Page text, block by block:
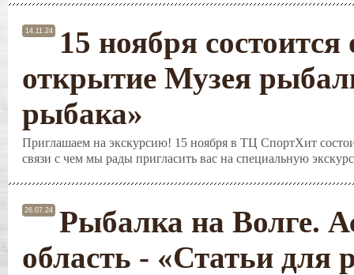
14.11.24
15 ноября
открытие Музея
рыбака»
Приглашаем на экскурсию! 15 ноября в ТЦ СпортХит
связи с чем мы рады пригласить вас на специальную
26.07.24
Рыбалка на Волге.
область - «Статьи для